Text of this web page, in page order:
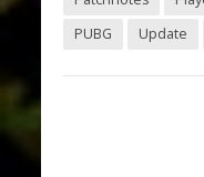
PUBG
Update